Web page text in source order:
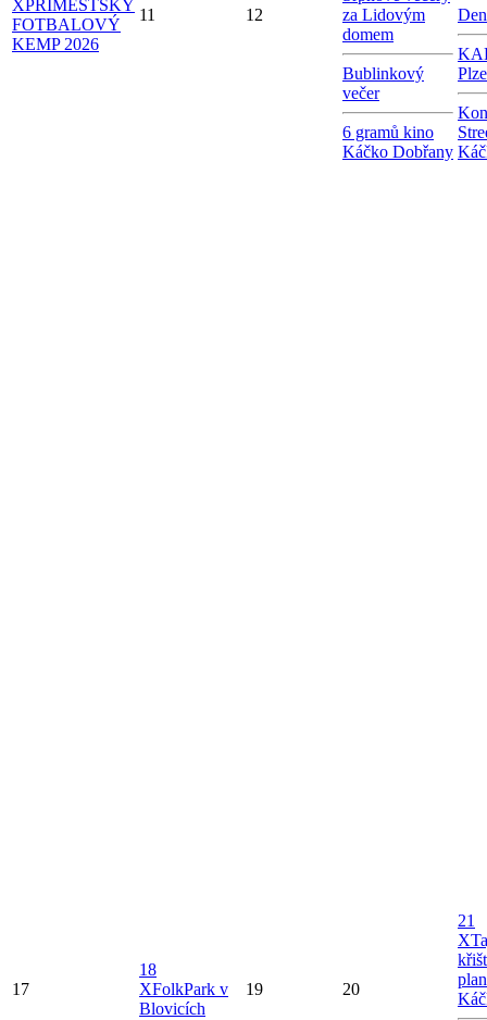
X PŘÍMĚSTSKÝ
FOTBALOVÝ
KEMP 2026
11 12
za Lidovým
domem
Bublinkový
večer
6 gramů kino
Káčko Dobřany
17
18
XFolkPark v
Blovicích
19 20
21
X